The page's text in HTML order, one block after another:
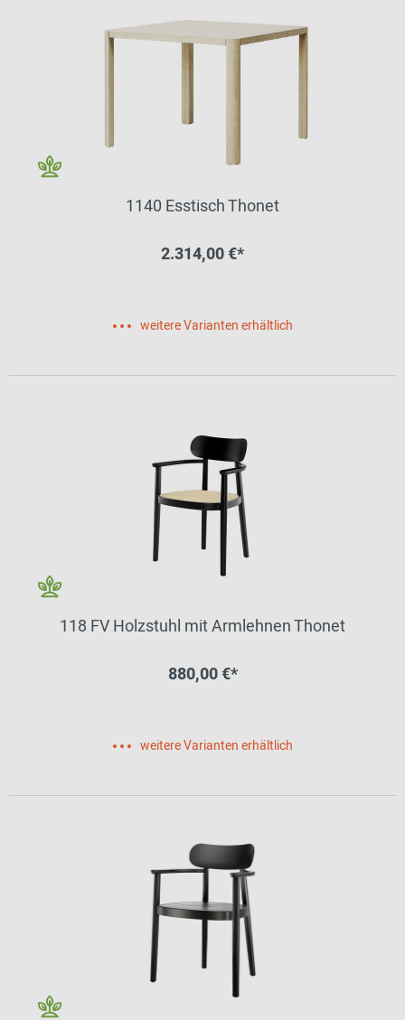
1140 Esstisch Thonet
2.314,00 €*
weitere Varianten erhältlich
118 FV Holzstuhl mit Armlehnen Thonet
880,00 €*
weitere Varianten erhältlich